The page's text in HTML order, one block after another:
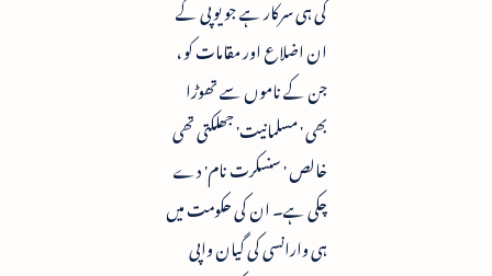
کی ہی سرکار ہے جو یوپی کے
ان اضلاع اور مقامات کو ،
جن کے ناموں سے تھوڑا
بھی ' مسلمانیت' جھلکتی تھی
خالص ' سنسکرت نام' دے
چکی ہے۔ ان کی حکومت میں
ہی وارانسی کی گیان واپی